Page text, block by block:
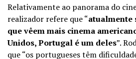
Relativamente ao panorama do
realizador refere que “atualmente
que vêem mais cinema
Unidos, Portugal é um deles”.
que “os portugueses têm